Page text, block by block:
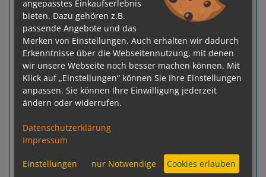
Colón - Puntarenas
Previous
angepasstes Einkaufserlebnis
bieten. Dazu gehören z.B.
passende Angebote und das
Merken von Einstellungen. Auch erhalten wir dadurch
Erkenntnisse über die Webseitennutzung, mit denen
wir unsere Webseite noch besser machen können. Mit
Klick auf „Einstellungen“ können Sie Ihre Einstellungen
anpassen. Sie können Ihre Einwilligung jederzeit
ändern oder widerrufen.
Datenschutzerklärung
Impressum
Einstellungen nur Notwendige Cookies erlauben